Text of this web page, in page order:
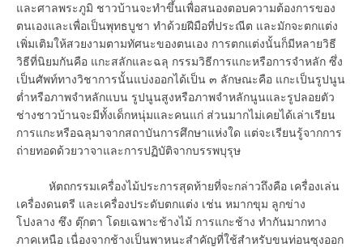
และศาลพระภูมิ ชาวบ้านจะทำขึ้นเพื่อสนองตอบความต้องการของ
ตนเองและเพื่อเป็นพุทธบูชา ทำด้วยฝีมือที่ประณีต และมักจะตกแต่ง
เพิ่มเติมให้สวยงามตามทัศนะของตนเอง การตกแต่งนั้นก็มีหลายวิธี
วิธีที่นิยมกันคือ แกะสลักและฉลุ กรรมวิธีการแกะหรือการจำหลัก ซึ่ง
เป็นศัพท์ทางวิชาการนั้นแบ่งออกได้เป็น ๓ ลักษณะคือ แกะเป็นรูปนูน
ต่ำหรือภาพจำหลักแบน รูปนูนสูงหรือภาพจำหลักนูนและรูปลอยตัว
ช่างชาวบ้านจะมีทั้งเด็กหนุ่มและคนแก่ ส่วนมากไม่เคยได้เล่าเรียน
การแกะหรือฉลุมาจากสถาบันการศึกษาแห่งใด แต่จะเรียนรู้จากการ
ถ่ายทอดด้วยวาจาและการปฏิบัติจากบรรพบุรุษ
หัตถกรรมเครื่องไม้ประการสุดท้ายที่จะกล่าวถึงคือ เครื่องเล่น
เครื่องดนตรี และเครื่องประดับตกแต่ง เช่น หมากขุม ลูกข่าง
โปงลาง ซึง ตุ๊กตา โดยเฉพาะช้างไม้ การแกะช้าง ทำกันมากทาง
ภาคเหนือ เนื่องจากช้างเป็นพาหนะสำคัญที่ใช้สำหรับขนท่อนซุงออก